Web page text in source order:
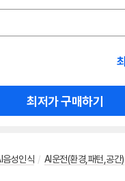
최저가 구매하기
음성인식 / AI운전(환경,패턴,공간)